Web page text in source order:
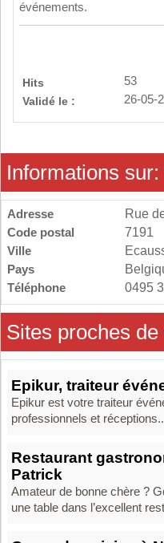
événements.
Hits
53
Validé le :
26-05-
Informations
Adresse
Rue
Code postal
7191
Ville
Pays
Téléphone
0495
Sites proches
Epikur, traiteur
Epikur est votre traiteur
professionnels et
Restaurant
Patrick
Amateur de bonne chère ?
une table dans l’excellent